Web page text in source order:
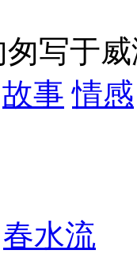
写于威
故事 情感
春水流